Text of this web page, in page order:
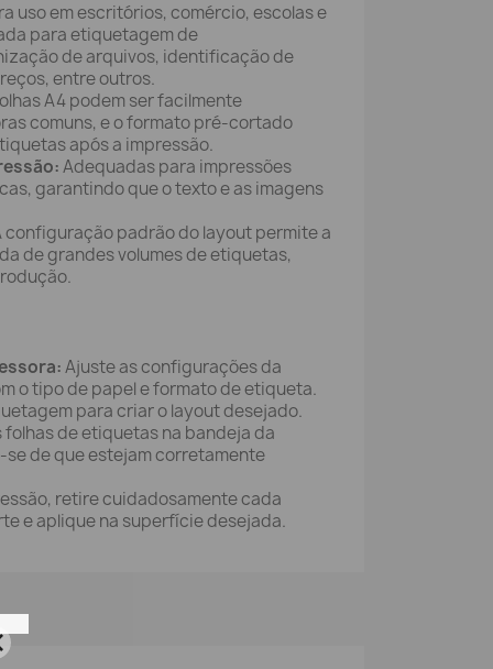
uso em escritórios, comércio, escolas e
para etiquetagem de
de arquivos, identificação de
entre outros.
A4 podem ser facilmente
comuns, e o formato pré-cortado
após a impressão.
Adequadas para impressões
garantindo que o texto e as imagens
configuração padrão do layout permite a
de grandes volumes de etiquetas,
Ajuste as configurações da
o tipo de papel e formato de etiqueta.
para criar o layout desejado.
folhas de etiquetas na bandeja da
de que estejam corretamente
retire cuidadosamente cada
e aplique na superfície desejada.